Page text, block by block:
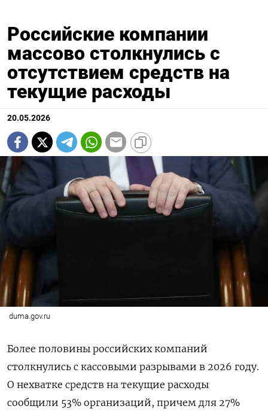
Российские компании
массово столкнулись с
отсутствием средств на
текущие расходы
20.05.2026
duma.gov.ru
Более половины российских компаний
столкнулись с кассовыми разрывами в 2026 году.
О нехватке средств на текущие расходы
сообщили 53% организаций, причем для 27%